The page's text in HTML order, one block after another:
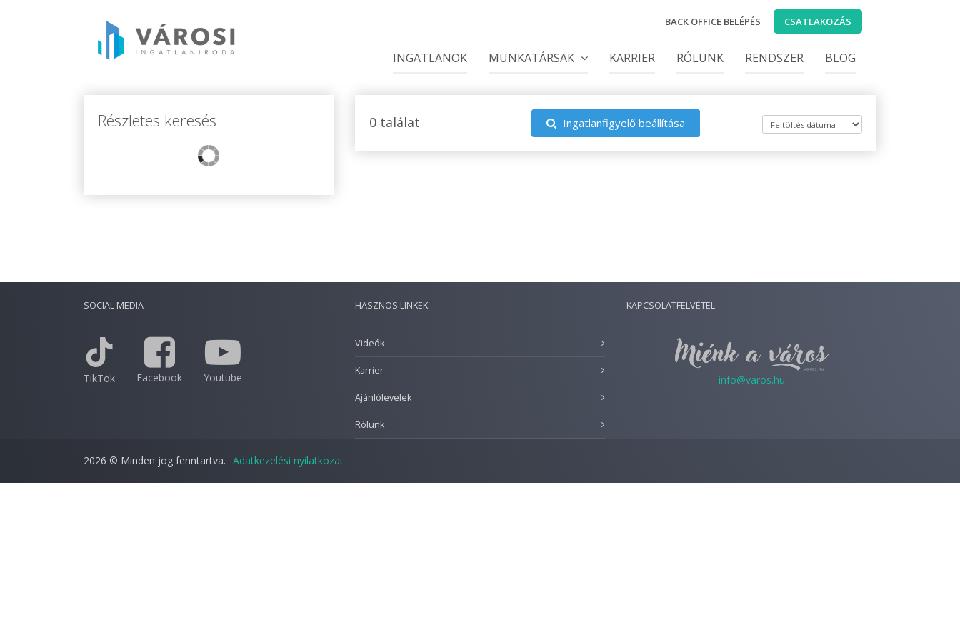
BACK OFFICE BELÉPÉS CSATLAKOZÁS
INGATLANOK MUNKATÁRSAK KARRIER RÓLUNK RENDSZER BLOG
Részletes keresés 0 találat Ingatlanfigyelő beállítása
SOCIAL MEDIA
TikTok Facebook Youtube
HASZNOS LINKEK
Videók
Karrier
Ajánlólevelek
Rólunk
KAPCSOLATFELVÉTEL
info@varos.hu
2026 © Minden jog fenntartva. Adatkezelési nyilatkozat